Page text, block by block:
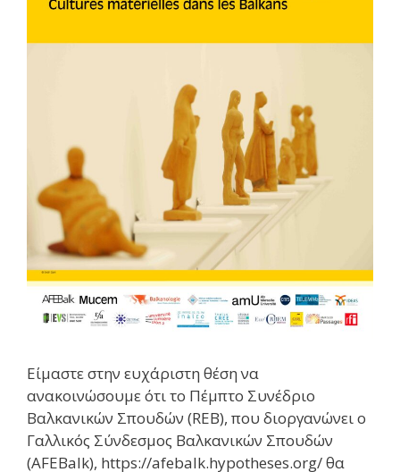
Είμαστε στην ευχάριστη θέση να
ανακοινώσουμε ότι το Πέμπτο Συνέδριο
Βαλκανικών Σπουδών (REB), που διοργανώνει ο
Γαλλικός Σύνδεσμος Βαλκανικών Σπουδών
(AFEBalk), https://afebalk.hypotheses.org/ θα